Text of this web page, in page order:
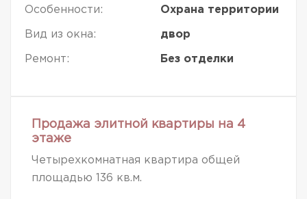
Особенности: Охрана территории
Вид из окна: двор
Ремонт: Без отделки
Продажа элитной квартиры на 4
этаже
Четырехкомнатная квартира общей
площадью 136 кв.м.